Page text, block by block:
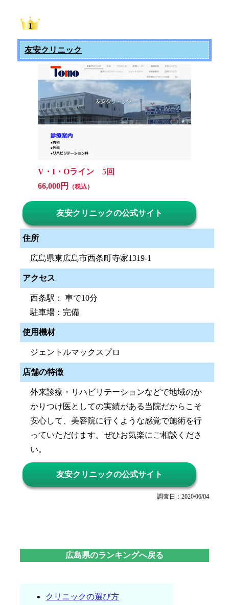
友安クリニック
V・I・Oライン 5回
66,000円
（税込）
友安クリニックの公式サイト
住所
広島県東広島市西条町寺家1319-1
アクセス
西条駅： 車で10分
駐車場：完備
使用機材
ジェントルマックスプロ
店舗の特徴
外来診療・リハビリテーションなどで地域のか
かりつけ医としての実績がある当院だからこそ
安心して、美容院に行くような感覚で施術を行
っていただけます。ぜひお気楽にご相談くださ
い。
友安クリニックの公式サイト
調査日：2020/06/04
広島県のランキングへ戻る
クリニックの選び方